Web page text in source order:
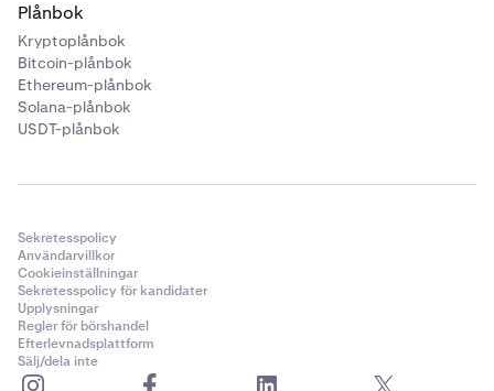
Plånbok
Kryptoplånbok
Bitcoin-plånbok
Ethereum-plånbok
Solana-plånbok
USDT-plånbok
Sekretesspolicy
Användarvillkor
Cookieinställningar
Sekretesspolicy för kandidater
Upplysningar
Regler för börshandel
Efterlevnadsplattform
Sälj/dela inte